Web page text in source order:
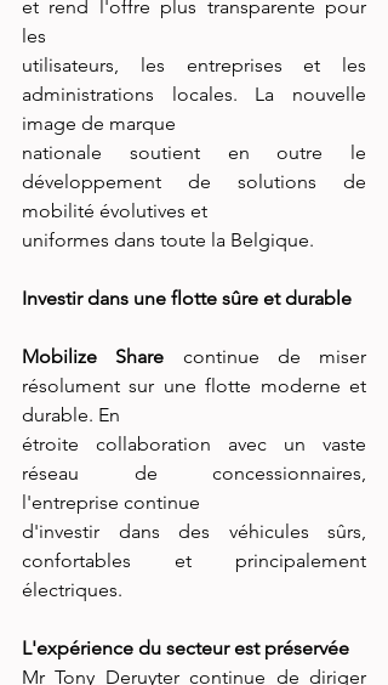
et rend l'offre plus transparente pour
les
utilisateurs, les entreprises et les
administrations locales. La nouvelle
image de marque
nationale soutient en outre le
développement de solutions de
mobilité évolutives et
uniformes dans toute la Belgique.
Investir dans une flotte sûre et durable
Mobilize Share continue de miser
résolument sur une flotte moderne et
durable. En
étroite collaboration avec un vaste
réseau de concessionnaires,
l'entreprise continue
d'investir dans des véhicules sûrs,
confortables et principalement
électriques.
L'expérience du secteur est préservée
Mr Tony Deruyter continue de diriger